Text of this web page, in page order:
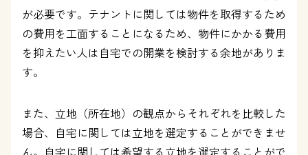
が必要です。テナントに関しては物件を取得するため
の費用を工面することになるため、物件にかかる費用
を抑えたい人は自宅での開業を検討する余地がありま
す。
また、立地（所在地）の観点からそれぞれを比較した
場合、自宅に関しては立地を選定することができませ
ん。自宅に関しては希望する立地を選定することがで